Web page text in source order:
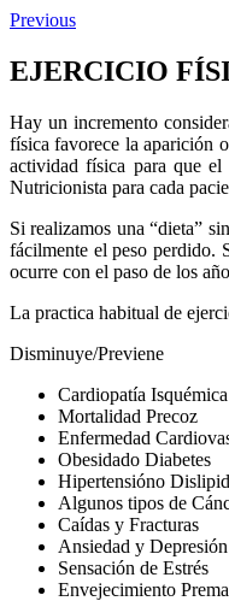
Previous
EJERCICIO
Hay un incremento
física favorece la aparición
actividad física para que el
Nutricionista para cada
Si realizamos una “dieta”
fácilmente el peso perdido.
ocurre con el paso de los
La practica habitual de
Disminuye/Previene
Cardiopatía Isquémica
Mortalidad Precoz
Enfermedad
Obesidado Diabetes
Hipertensióno
Algunos tipos de
Caídas y Fracturas
Ansiedad y Depresión
Sensación de Estrés
Envejecimiento